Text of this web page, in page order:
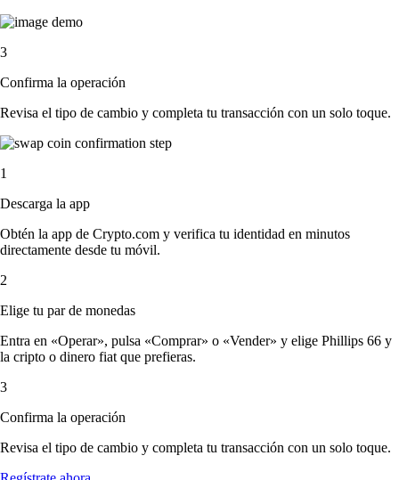
3
Confirma la operación
Revisa el tipo de cambio y completa tu transacción con un solo toque.
1
Descarga la app
Obtén la app de Crypto.com y verifica tu identidad en minutos
directamente desde tu móvil.
2
Elige tu par de monedas
Entra en «Operar», pulsa «Comprar» o «Vender» y elige Phillips 66 y
la cripto o dinero fiat que prefieras.
3
Confirma la operación
Revisa el tipo de cambio y completa tu transacción con un solo toque.